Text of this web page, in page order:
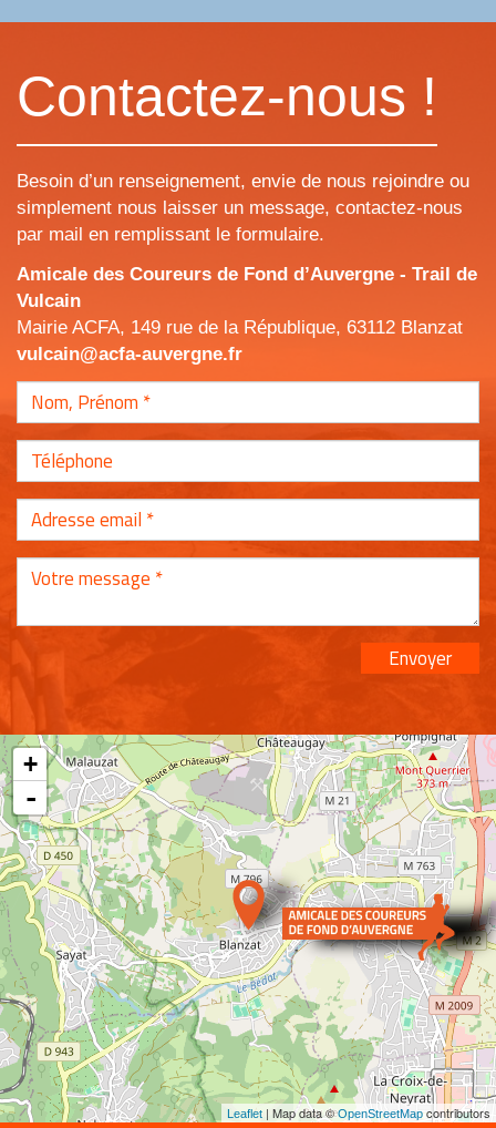
Contactez-nous !
Besoin d’un renseignement, envie de nous rejoindre ou
simplement nous laisser un message, contactez-nous
par mail en remplissant le formulaire.
Amicale des Coureurs de Fond d’Auvergne - Trail de
Vulcain
Mairie ACFA, 149 rue de la République, 63112 Blanzat
vulcain@acfa-auvergne.fr
Envoyer
+
-
Leaflet | Map data ©OpenStreetMap contributors